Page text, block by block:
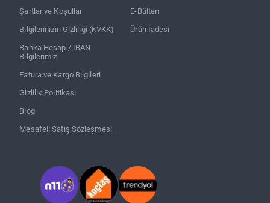
Şartlar ve Koşullar
Bilgilerinizin Gizliliği (KVKK)
Banka Hesap / IBAN
Bilgilerimiz
Fatura ve Kargo Bilgileri
Gizlilik Politikası
Blog
Mesafeli Satış Sözleşmesi
E-Bülten
Ürün İadesi